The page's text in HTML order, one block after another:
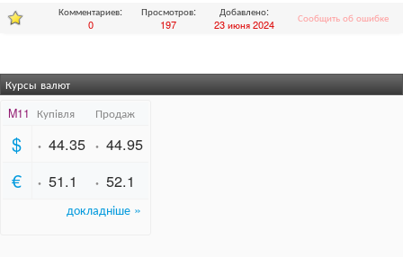
Комментариев:
0
Просмотров:
197
Добавлено:
23 июня 2024
Сообщить об ошибке
Курсы валют